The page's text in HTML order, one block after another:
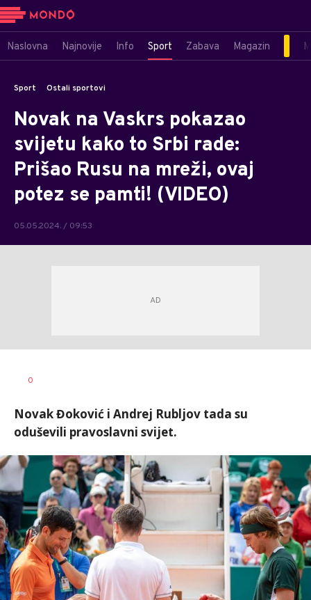
Naslovna Najnovije Info Sport Zabava Magazin
Sport Ostali sportovi
Novak na Vaskrs pokazao
svijetu kako to Srbi rade:
Prišao Rusu na mreži, ovaj
potez se pamti! (VIDEO)
05.05.2024. / 09:53
AUTOR
0
Novak Đoković i Andrej Rubljov tada su
oduševili pravoslavni svijet.